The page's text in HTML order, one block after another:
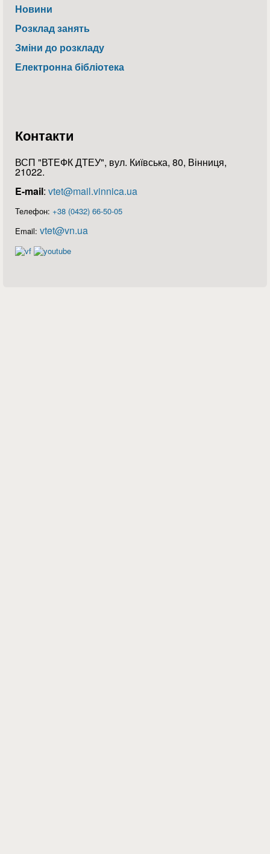
Новини
Розклад занять
Зміни до розкладу
Електронна бібліотека
Контакти
ВСП "ВТЕФК ДТЕУ", вул. Київська, 80, Вінниця,
21022.
E-mail: vtet@mail.vinnica.ua
Телефон: +38 (0432) 66-50-05
Email: vtet@vn.ua